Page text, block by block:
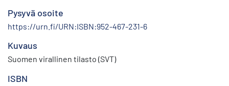
Pysyvä osoite
https://urn.fi/URN:ISBN:952-467-231-6
Kuvaus
Suomen virallinen tilasto (SVT)
ISBN